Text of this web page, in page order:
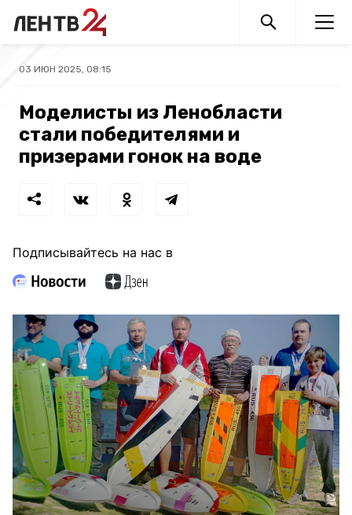
03 ИЮН 2025, 08:15
Моделисты из Ленобласти
стали победителями и
призерами гонок на воде
Подписывайтесь на нас в